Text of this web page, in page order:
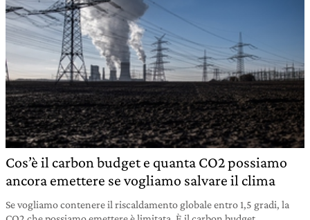
Cos’è il carbon budget e quanta CO2 possiamo
ancora emettere se vogliamo salvare il clima
Se vogliamo contenere il riscaldamento globale entro 1,5 gradi, la